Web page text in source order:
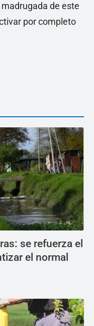
de este
por completo
se refuerza el
el normal